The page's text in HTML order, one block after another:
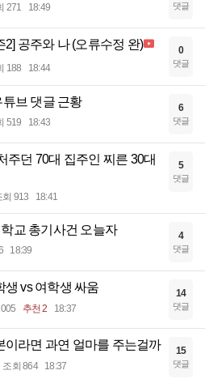
271 18:49 댓글
2] 공주와 나 (오류수정 완)
188 18:44
0
댓글
브 댓글 근황
519 18:43
6
댓글
주던 70대 집주인 찌른 30대
회 913 18:41
5
댓글
학교 총기사건 오늘자
18:39
4
댓글
생 vs 여학생 싸움
추천 2 18:37
14
댓글
이라면 과연 얼마를 주는걸까
조회 864 18:37
15
댓글